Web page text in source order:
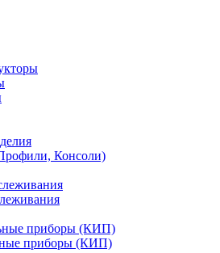
Консоли)
приборы (КИП)
приборы (КИП)